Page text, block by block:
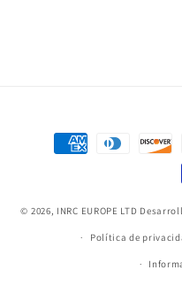
Formas
© 2026, INRC EUROPE LTD
Política de